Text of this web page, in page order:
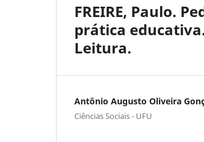
FREIRE, Paulo.
prática educativa.
Leitura.
Antônio Augusto Oliveira
Ciências Sociais - UFU